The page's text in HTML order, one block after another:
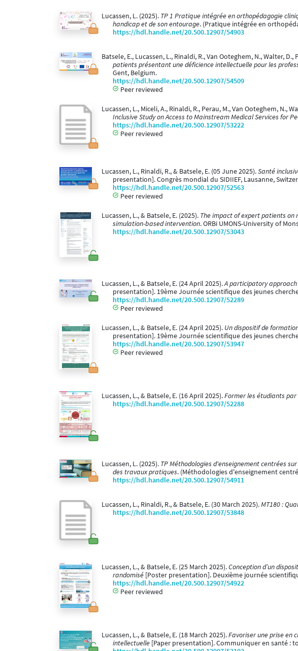
Lucassen, L. (2025). TP 1 Pratique intégrée en orthopédagogie
handicap et de son entourage. (Pratique intégrée en
https://hdl.handle.net/20.500.12907/54903
Batsele, E., Lucassen, L., Rinaldi, R., Van Ooteghem, N., Walter,
patients présentant une déficience intellectuelle pour les
Gent, Belgium.
https://hdl.handle.net/20.500.12907/54509
Peer reviewed
Lucassen, L., Miceli, A., Rinaldi, R., Perau, M., Van Ooteghem, N.,
Inclusive Study on Access to Mainstream Medical Services for
https://hdl.handle.net/20.500.12907/53222
Peer reviewed
Lucassen, L., Rinaldi, R., & Batsele, E. (05 June 2025).Santé
presentation]. Congrès mondial du SIDIIEF, Lausanne,
https://hdl.handle.net/20.500.12907/52563
Peer reviewed
Lucassen, L., & Batsele, E. (2025). The impact of expert patients on
simulation-based intervention. ORBi UMONS-University of
https://hdl.handle.net/20.500.12907/53043
Lucassen, L., & Batsele, E. (24 April 2025).A participatory
presentation]. 19ème Journée scientifique des jeunes
https://hdl.handle.net/20.500.12907/52289
Peer reviewed
Lucassen, L., & Batsele, E. (24 April 2025). Un dispositif de
presentation]. 19ème Journée scientifique des jeunes
https://hdl.handle.net/20.500.12907/53947
Peer reviewed
Lucassen, L., & Batsele, E. (16 April 2025).Former les étudiants
https://hdl.handle.net/20.500.12907/52288
Lucassen, L. (2025). TP Méthodologies d'enseignement centrées
des travaux pratiques. (Méthodologies d'enseignement
https://hdl.handle.net/20.500.12907/54911
Lucassen, L., Rinaldi, R., & Batsele, E. (30 March 2025).MT180 :
https://hdl.handle.net/20.500.12907/53848
Lucassen, L., & Batsele, E. (25 March 2025).Conception d’un
randomisé [Poster presentation]. Deuxième journée
https://hdl.handle.net/20.500.12907/54922
Peer reviewed
Lucassen, L., & Batsele, E. (18 March 2025).Favoriser une prise en
intellectuelle [Paper presentation]. Communiquer en santé :